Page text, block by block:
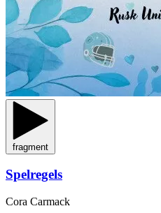
fragment
Spelregels
Cora Carmack